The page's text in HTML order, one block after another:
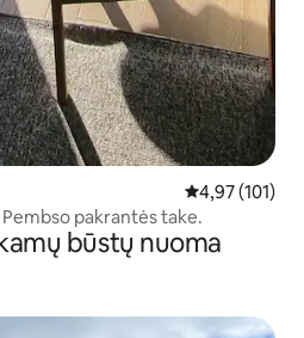
Vidutinis
4,97 (101)
pakrantės take.
būstų nuoma